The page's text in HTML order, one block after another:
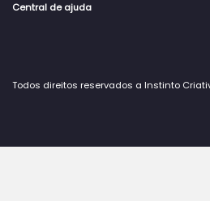
Central de ajuda
Todos direitos reservados a Instinto